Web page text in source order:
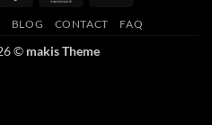
Delivery
BLOG CONTACT FAQ
© makis Theme